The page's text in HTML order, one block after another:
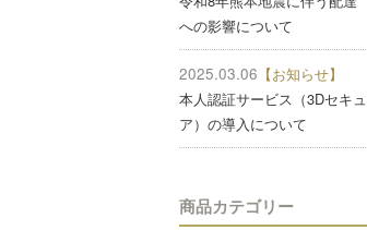
への影響について
2025.03.06 【お知らせ】
本人認証サービス（3Dセキュ
ア）の導入について
商品カテゴリー